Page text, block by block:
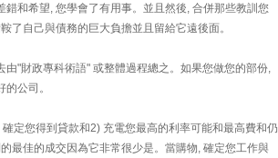
和希望, 您學會了有用事。並且然後, 合併那些教訓您
了自己與債務的巨大負擔並且留給它遠後面。
"財政專科術語" 或整體過程總之。如果您做您的部份,
公司。
定您得到貸款和2) 充電您最高的利率可能和最高費和仍
最佳的成交因為它非常很少是。當購物, 確定您工作與